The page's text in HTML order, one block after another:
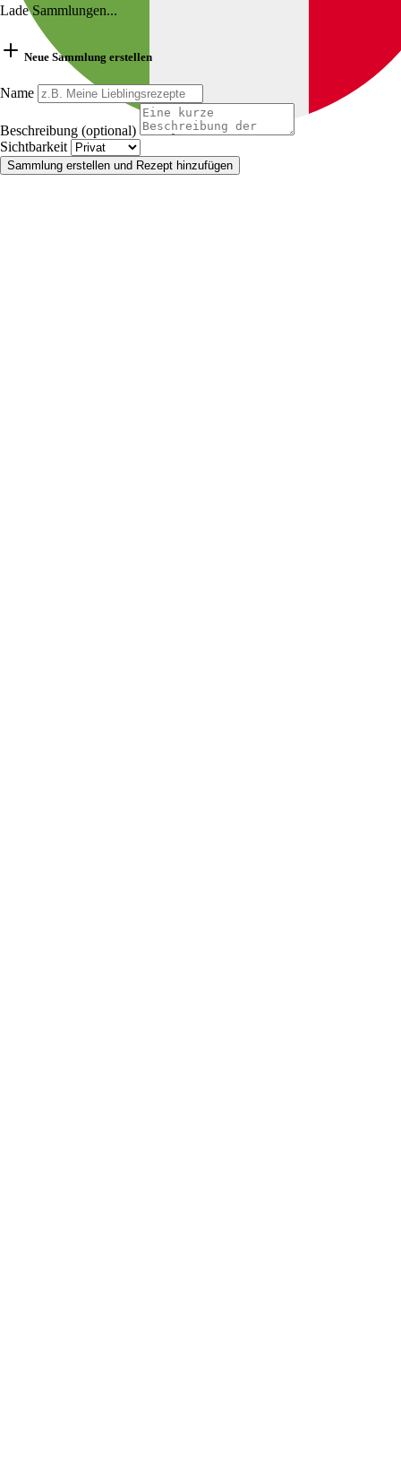
Lade Sammlungen...
Neue Sammlung erstellen
Name
Beschreibung (optional)
Sichtbarkeit
Sammlung erstellen und Rezept hinzufügen